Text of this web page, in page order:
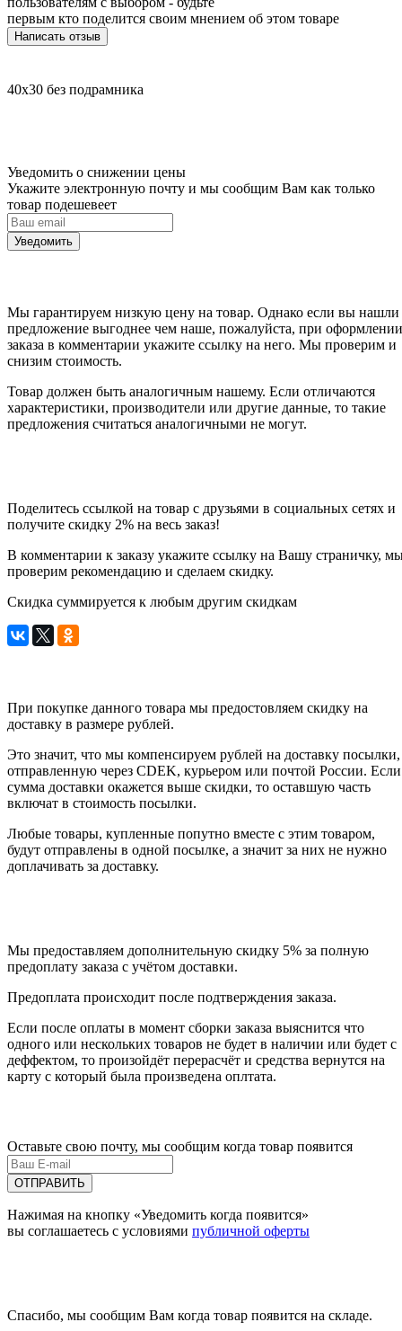
первым кто поделится своим мнением об этом товаре
Написать отзыв
40х30 без подрамника
Уведомить о снижении цены
Укажите электронную почту и мы сообщим Вам как только
товар подешевеет
Уведомить
Мы гарантируем низкую цену на товар. Однако если вы нашли
предложение выгоднее чем наше, пожалуйста, при оформлении
заказа в комментарии укажите ссылку на него. Мы проверим и
снизим стоимость.
Товар должен быть аналогичным нашему. Если отличаются
характеристики, производители или другие данные, то такие
предложения считаться аналогичными не могут.
Поделитесь ссылкой на товар с друзьями в социальных сетях и
получите скидку 2% на весь заказ!
В комментарии к заказу укажите ссылку на Вашу страничку,
проверим рекомендацию и сделаем скидку.
Скидка суммируется к любым другим скидкам
При покупке данного товара мы предостовляем скидку на
доставку в размере рублей.
Это значит, что мы компенсируем рублей на доставку посылки,
отправленную через CDEK, курьером или почтой России. Если
сумма доставки окажется выше скидки, то оставшую часть
включат в стоимость посылки.
Любые товары, купленные попутно вместе с этим товаром,
будут отправлены в одной посылке, а значит за них не нужно
доплачивать за доставку.
Мы предоставляем дополнительную скидку 5% за полную
предоплату заказа с учётом доставки.
Предоплата происходит после подтверждения заказа.
Если после оплаты в момент сборки заказа выяснится что
одного или нескольких товаров не будет в наличии или будет с
деффектом, то произойдёт перерасчёт и средства вернутся на
карту с который была произведена оплтата.
Оставьте свою почту, мы сообщим когда товар появится
ОТПРАВИТЬ
Нажимая на кнопку «Уведомить когда появится»
вы соглашаетесь с условиями публичной оферты
Спасибо, мы сообщим Вам когда товар появится на складе.